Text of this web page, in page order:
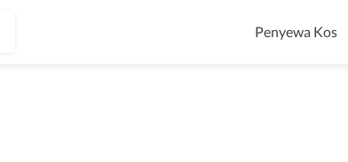
Penyewa Kos